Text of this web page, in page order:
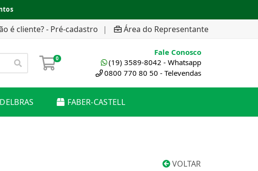
é cliente? - Pré-cadastro | Área do Representante
0
Fale Conosco
(19) 3589-8042 - Whatsapp
0800 770 80 50 - Televendas
FABER-CASTELL
VOLTAR